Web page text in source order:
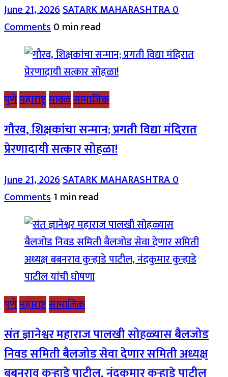
June 21, 2026SATARK MAHARASHTRA0
Comments0 min read
पुणेमहाराष्ट्रमावळसामाजिक
गौरव, शिक्षकांचा सन्मान; प्रगती विद्या मंदिरात
प्रेरणादायी सत्कार सोहळा!
June 21, 2026SATARK MAHARASHTRA0
Comments1 min read
पुणेमहाराष्ट्रसामाजिक
संत ज्ञानेश्वर महाराज पालखी सोहळ्यास बैलजोड
निवड समिती बैलजोड सेवा देणार समिती अध्यक्ष